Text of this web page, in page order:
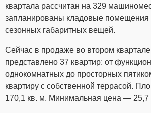
квартала рассчитан на 329
запланированы кладовые помещения
сезонных габаритных вещей.
Сейчас в продаже во втором
представлено 37 квартир: от
однокомнатных до просторных
квартиру с собственной террасой.
170,1 кв. м. Минимальная цена — 25,7